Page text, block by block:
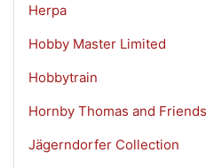
Herpa
Hobby Master Limited
Hobbytrain
Hornby Thomas and Friends
Jägerndorfer Collection